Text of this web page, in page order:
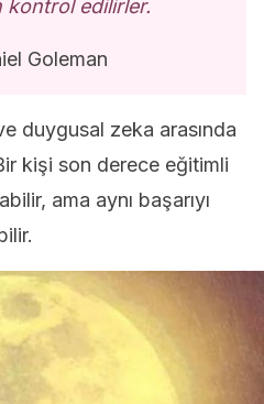
kontrol edilirler.
Goleman
duygusal zeka arasında
kişi son derece eğitimli
ama aynı başarıyı